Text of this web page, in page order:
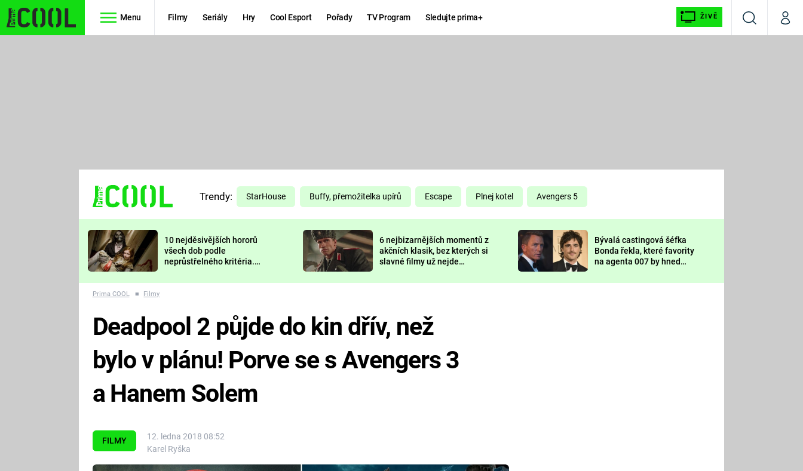
Menu Filmy Seriály Hry Cool Esport Pořady TV Program Sledujte prima+ ŽIVĚ
VyhledáváníMůj
TŘESKU
FUTURAMA
PREDÁTOR
DELIVERANCE
KOMEDIE
CHUCK
NORRIS
DEADPOOL
Prima LAJK
Sledujte nás
Trendy: StarHouse Buffy, přemožitelka upírů Escape Plnej kotel Avengers 5
10 nejděsivějších hororů
všech dob podle
neprůstřelného kritéria.
nejvíc zvednou tep?
6 nejbizarnějších momentů z
akčních klasik, bez kterých si
slavné filmy už nejde
Bývalá castingová šéfka
Bonda řekla, které favority
na agenta 007 by hned
Prima COOL ■ Filmy
FILMY
12. ledna 2018 08:52
Karel Ryška
Deadpool 2 půjde do kin dřív, než
bylo v plánu! Porve se s Avengers 3
a Hanem Solem